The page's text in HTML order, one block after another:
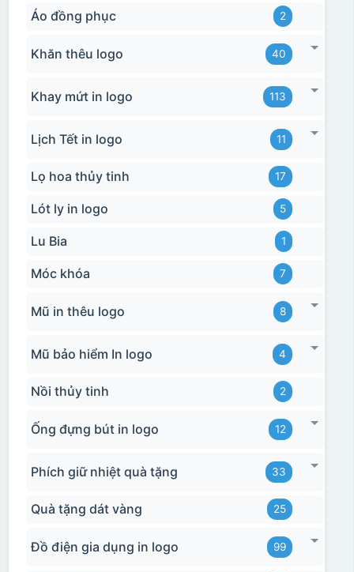
Áo đồng phục 2
Khăn thêu logo 40
Khay mứt in logo 113
Lịch Tết in logo 11
Lọ hoa thủy tinh 17
Lót ly in logo 5
Lu Bia 1
Móc khóa 7
Mũ in thêu logo 8
Mũ bảo hiểm In logo 4
Nồi thủy tinh 2
Ống đựng bút in logo 12
Phích giữ nhiệt quà tặng 33
Quà tặng dát vàng 25
Đồ điện gia dụng in logo 99